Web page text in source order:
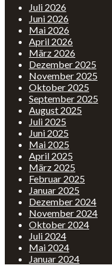
Juli 2026
Juni 2026
Mai 2026
April 2026
März 2026
Dezember 2025
November 2025
Oktober 2025
September 2025
August 2025
Juli 2025
Juni 2025
Mai 2025
April 2025
März 2025
Februar 2025
Januar 2025
Dezember 2024
November 2024
Oktober 2024
Juli 2024
Mai 2024
Januar 2024